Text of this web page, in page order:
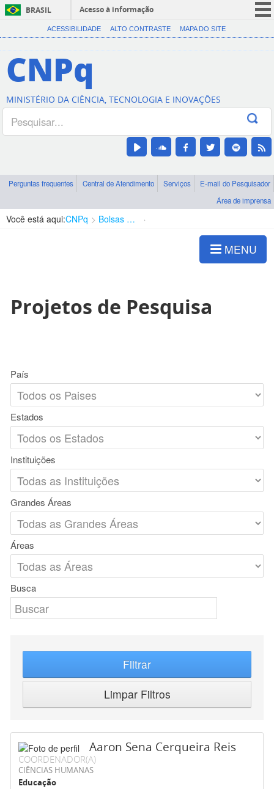
BRASIL
Acesso à informação
CORONAVÍRUS (COVID-19)
Canais
ACESSIBILIDADE ALTO CONTRASTE MAPA DO SITE
CNPq
MINISTÉRIO DA CIÊNCIA, TECNOLOGIA E INOVAÇÕES
Perguntas frequentes Central de Atendimento Serviços
E-mail do Pesquisador
Área de imprensa
Você está aqui:CNPq Bolsas e Auxílios Vigentes
MENU
Projetos de Pesquisa
País
Estados
Instituições
Grandes Áreas
Áreas
Busca
Filtrar
Limpar Filtros
Aaron Sena Cerqueira Reis
COORDENADOR(A)
CIÊNCIAS HUMANAS
Educação